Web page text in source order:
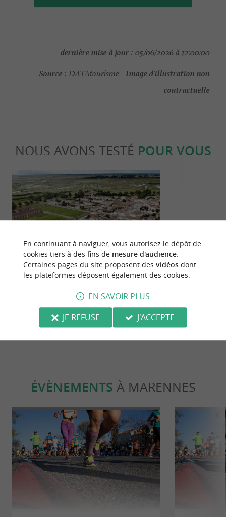
dernière mise à jour : 05/06/2026 à 12:00:00
Source : DATAtourisme -Image d'illustration non
contractuelle
NOUS AVONS TESTÉ POUR VOUS
Brouage, citadelle fortifiée au cœur des
113 m - Hiers-Brouage
Culturelle Culturelle
ÉVÈNEMENTS À MARENNES
En continuant à naviguer, vous autorisez le dépôt de
cookies tiers à des fins de mesure d'audience.
Certaines pages du site proposent des vidéosdont
les plateformes déposent également des cookies.
EN SAVOIR PLUS
JE REFUSE
J'ACCEPTE